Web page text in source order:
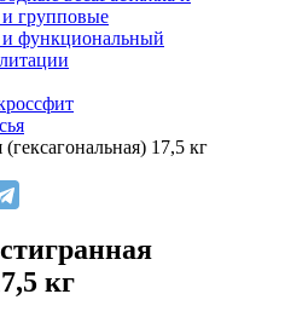
групповые
функциональный
17,5 кг
кг